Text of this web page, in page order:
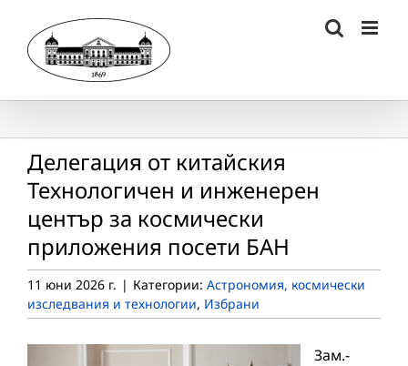
content
Делегация от китайския
Технологичен и инженерен
център за космически
приложения посети БАН
11 юни 2026 г. | Категории: Астрономия, космически
изследвания и технологии, Избрани
Зам.-